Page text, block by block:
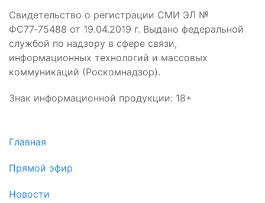
Свидетельство о регистрации СМИ ЭЛ №
ФС77‑75488 от 19.04.2019 г. Выдано федеральной
службой по надзору в сфере связи,
информационных технологий и массовых
коммуникаций (Роскомнадзор).
Знак информационной продукции: 18+
Главная
Прямой эфир
Новости